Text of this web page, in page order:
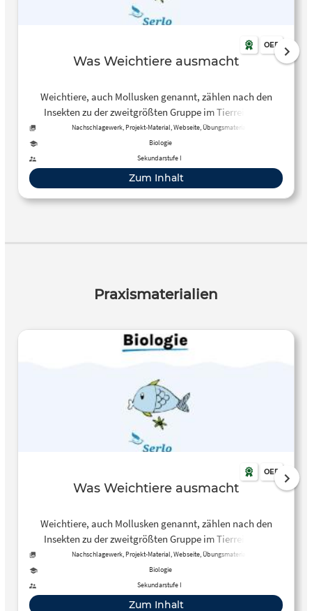
OER
Was Weichtiere ausmacht
Weichtiere, auch Mollusken genannt, zählen nach den
Insekten zu der zweitgrößten Gruppe im Tierreich. In
diesem Artikel werden die Eigenschaften von Weichtieren
vorgestellt.
Nachschlagewerk, Projekt-Material, Webseite, Übungsmaterial
Biologie
Sekundarstufe I
Zum Inhalt
Praxismaterialien
OER
Was Weichtiere ausmacht
Weichtiere, auch Mollusken genannt, zählen nach den
Insekten zu der zweitgrößten Gruppe im Tierreich. In
diesem Artikel werden die Eigenschaften von Weichtieren
vorgestellt.
Nachschlagewerk, Projekt-Material, Webseite, Übungsmaterial
Biologie
Sekundarstufe I
Zum Inhalt